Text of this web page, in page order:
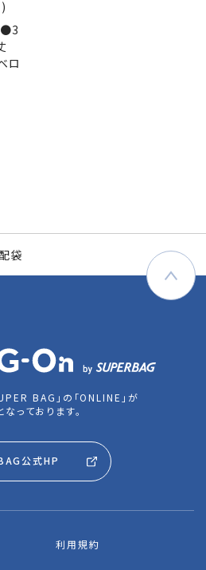
)
●3
ロ
袋
BAG」の「ONLINE」が
なっております。
公式HP
利用規約